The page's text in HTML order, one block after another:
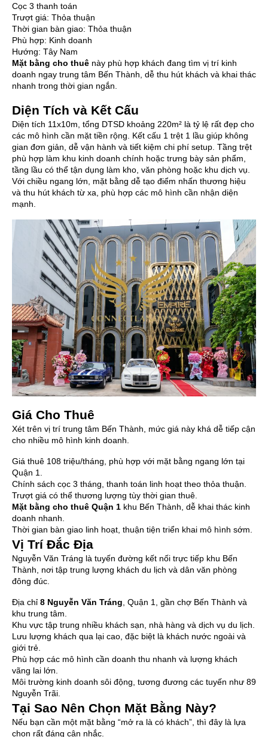
Cọc 3 thanh toán
Trượt giá: Thỏa thuận
Thời gian bàn giao: Thỏa thuận
Phù hợp: Kinh doanh
Hướng: Tây Nam
Mặt bằng cho thuê này phù hợp khách đang tìm vị trí kinh
doanh ngay trung tâm Bến Thành, dễ thu hút khách và khai thác
nhanh trong thời gian ngắn.
Diện Tích và Kết Cấu
Diện tích 11x10m, tổng DTSD khoảng 220m² là tỷ lệ rất đẹp cho
các mô hình cần mặt tiền rộng. Kết cấu 1 trệt 1 lầu giúp không
gian đơn giản, dễ vận hành và tiết kiệm chi phí setup. Tầng trệt
phù hợp làm khu kinh doanh chính hoặc trưng bày sản phẩm,
tầng lầu có thể tận dụng làm kho, văn phòng hoặc khu dịch vụ.
Với chiều ngang lớn, mặt bằng dễ tạo điểm nhấn thương hiệu
và thu hút khách từ xa, phù hợp các mô hình cần nhận diện
mạnh.
Giá Cho Thuê
Xét trên vị trí trung tâm Bến Thành, mức giá này khá dễ tiếp cận
cho nhiều mô hình kinh doanh.
Giá thuê 108 triệu/tháng, phù hợp với mặt bằng ngang lớn tại
Quận 1.
Chính sách cọc 3 tháng, thanh toán linh hoạt theo thỏa thuận.
Trượt giá có thể thương lượng tùy thời gian thuê.
Mặt bằng cho thuê Quận 1 khu Bến Thành, dễ khai thác kinh
doanh nhanh.
Thời gian bàn giao linh hoạt, thuận tiện triển khai mô hình sớm.
Vị Trí Đắc Địa
Nguyễn Văn Tráng là tuyến đường kết nối trực tiếp khu Bến
Thành, nơi tập trung lượng khách du lịch và dân văn phòng
đông đúc.
Địa chỉ 8 Nguyễn Văn Tráng, Quận 1, gần chợ Bến Thành và
khu trung tâm.
Khu vực tập trung nhiều khách sạn, nhà hàng và dịch vụ du lịch.
Lưu lượng khách qua lại cao, đặc biệt là khách nước ngoài và
giới trẻ.
Phù hợp các mô hình cần doanh thu nhanh và lượng khách
vãng lai lớn.
Môi trường kinh doanh sôi động, tương đương các tuyến như 89
Nguyễn Trãi.
Tại Sao Nên Chọn Mặt Bằng Này?
Nếu bạn cần một mặt bằng “mở ra là có khách”, thì đây là lựa
chọn rất đáng cân nhắc.